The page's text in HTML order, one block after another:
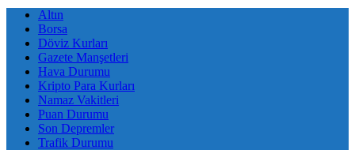
Altın
Borsa
Döviz Kurları
Gazete Manşetleri
Hava Durumu
Kripto Para Kurları
Namaz Vakitleri
Puan Durumu
Son Depremler
Trafik Durumu